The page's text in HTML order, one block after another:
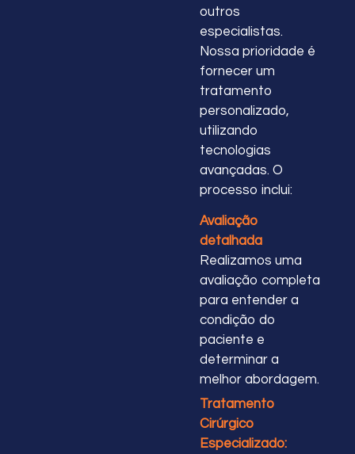
outros
especialistas.
Nossa prioridade é
fornecer um
tratamento
personalizado,
utilizando
tecnologias
avançadas. O
processo inclui:
Avaliação
detalhada
Realizamos uma
avaliação completa
para entender a
condição do
paciente e
determinar a
melhor abordagem.
Tratamento
Cirúrgico
Especializado: